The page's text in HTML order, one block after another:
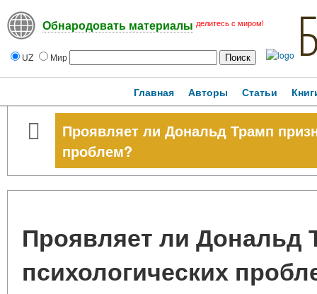
Обнародовать материалы делитесь с миром!
UZ Мир
Главная Авторы Статьи
Проявляет ли Дональд Трамп
проблем?
Проявляет ли Дональд
психологических